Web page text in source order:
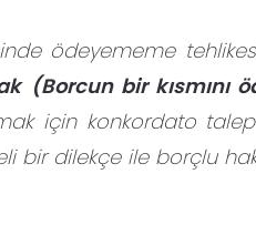
ödeyememe
(Borcun bir kısmını
için konkordato
bir dilekçe ile borçlu